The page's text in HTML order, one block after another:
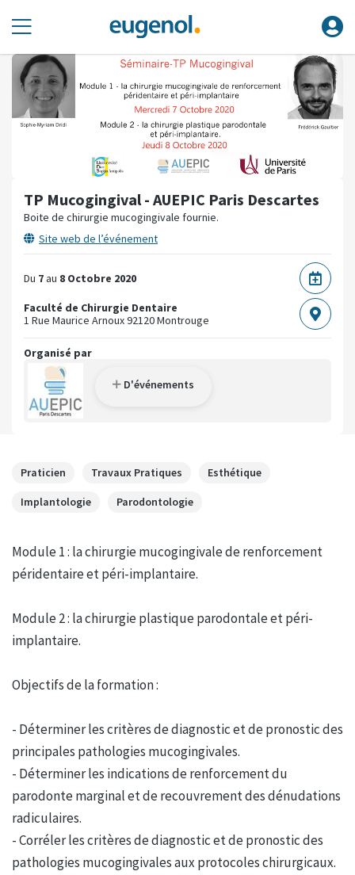
TP Mucogingival - AUEPIC Paris Descartes
Boite de chirurgie mucogingivale fournie.
Site web de l’événement
Du 7au 8 Octobre 2020
Faculté de Chirurgie Dentaire
1 Rue Maurice Arnoux92120 Montrouge
Organisé par
D'événements
Praticien Travaux Pratiques Esthétique
Implantologie Parodontologie
Module 1 : la chirurgie mucogingivale de renforcement
péridentaire et péri-implantaire.
Module 2 : la chirurgie plastique parodontale et péri-
implantaire.
Objectifs de la formation :
- Déterminer les critères de diagnostic et de pronostic des
principales pathologies mucogingivales.
- Déterminer les indications de renforcement du
parodonte marginal et de recouvrement des dénudations
radiculaires.
- Corréler les critères de diagnostic et de pronostic des
pathologies mucogingivales aux protocoles chirurgicaux.